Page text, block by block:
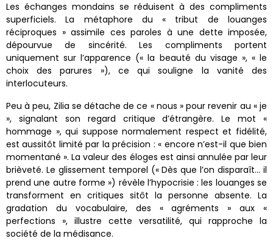
Les échanges mondains se réduisent à des compliments
superficiels. La métaphore du « tribut de louanges
réciproques » assimile ces paroles à une dette imposée,
dépourvue de sincérité. Les compliments portent
uniquement sur l’apparence (« la beauté du visage », « le
choix des parures »), ce qui souligne la vanité des
interlocuteurs.
Peu à peu, Zilia se détache de ce « nous » pour revenir au « je
», signalant son regard critique d’étrangère. Le mot «
hommage », qui suppose normalement respect et fidélité,
est aussitôt limité par la précision : « encore n’est-il que bien
momentané ». La valeur des éloges est ainsi annulée par leur
brièveté. Le glissement temporel (« Dès que l’on disparaît… il
prend une autre forme ») révèle l’hypocrisie : les louanges se
transforment en critiques sitôt la personne absente. La
gradation du vocabulaire, des « agréments » aux «
perfections », illustre cette versatilité, qui rapproche la
société de la médisance.